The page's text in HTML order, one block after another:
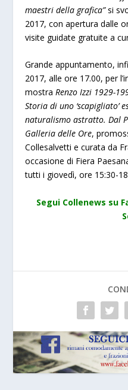
maestri della grafica”si
2017, con apertura dalle
visite guidate gratuite a
Grande appuntamento,
2017, alle ore 17.00, per
mostraRenzo Izzi 1929-
Storia di uno ‘scapigliato’
naturalismo astratto. Dal
Galleria delle Ore,
Collesalvetti e curata da
occasione di Fiera
tutti i giovedì, ore 15:30-
Segui Collenews su